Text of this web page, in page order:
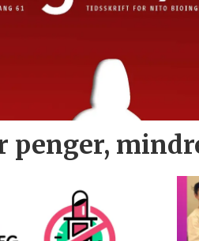
penger,